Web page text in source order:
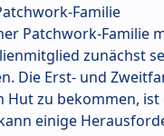
Familie
Patchwork-Familie
zunächst
Die Erst- und
Hut zu bekommen,
einige